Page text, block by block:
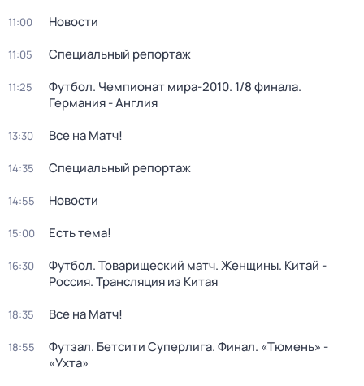
11:00 Новости
11:05 Специальный репортаж
11:25
Футбол. Чемпионат мира-2010. 1/8 финала.
Германия - Англия
13:30 Все на Матч!
14:35 Специальный репортаж
14:55 Новости
15:00 Есть тема!
16:30
Футбол. Товарищеский матч. Женщины. Китай -
Россия. Трансляция из Китая
18:35 Все на Матч!
18:55
Футзал. Бетсити Суперлига. Финал. «Тюмень» -
«Ухта»